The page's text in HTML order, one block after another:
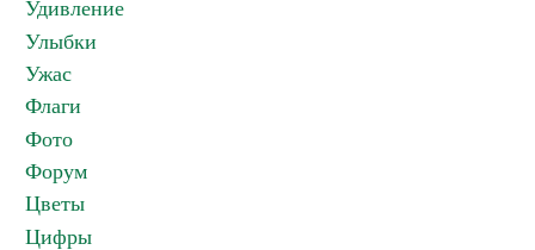
Удивление
Улыбки
Ужас
Флаги
Фото
Форум
Цветы
Цифры